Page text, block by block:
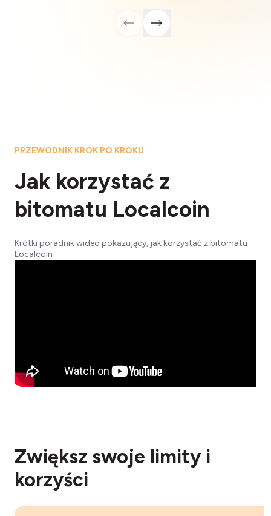
PRZEWODNIK KROK PO KROKU
Jak korzystać z
bitomatu Localcoin
Krótki poradnik wideo pokazujący, jak korzystać z bitomatu
Localcoin
Zwiększ swoje limity i
korzyści